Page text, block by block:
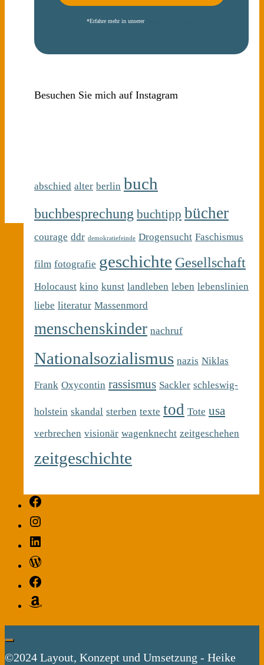
*Erfahre mehr in unserer
Besuchen Sie mich auf Instagram
abschied alter berlin buch
buchbesprechung buchtipp bücher
courage ddr demokratiefeinde Drogensucht Faschismus
film fotografie geschichte Gesellschaft
Holocaust kino kunst landleben leben lebenslinien
liebe literatur Massenmord
menschenskinder nachruf
Nationalsozialismus nazis Niklas
Frank Oxycontin rassismus Sackler schleswig-
holstein skandal sterben texte tod Tote usa
verbrechen visionär wagenknecht zeitgeschehen
zeitgeschichte
©2024 Layout, Konzept und Umsetzung - Heike